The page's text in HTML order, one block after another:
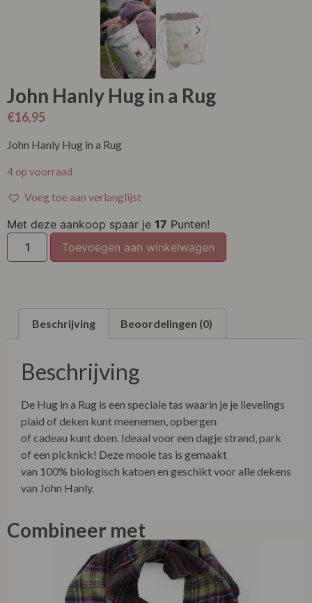
John Hanly Hug in a Rug
€16,95
John Hanly Hug in a Rug
4 op voorraad
Voeg toe aan verlanglijst
Met deze aankoop spaar je 17 Punten!
Toevoegen aan winkelwagen
Beschrijving Beoordelingen (0)
Beschrijving
De Hug in a Rug is een speciale tas waarin je je lievelings
plaid of deken kunt meenemen, opbergen
of cadeau kunt doen. Ideaal voor een dagje strand, park
of een picknick! Deze mooie tas is gemaakt
van 100% biologisch katoen en geschikt voor alle dekens
van John Hanly.
Combineer met